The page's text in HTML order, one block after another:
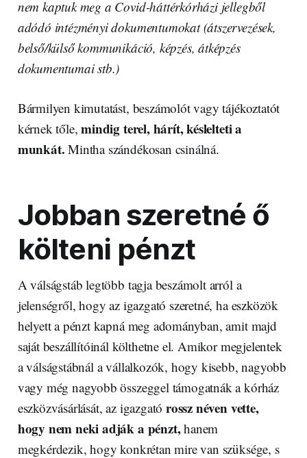
nem kaptuk meg a Covid-háttérkórházi jellegből
adódó intézményi dokumentumokat (átszervezések,
belső/külső kommunikáció, képzés, átképzés
dokumentumai stb.)
Bármilyen kimutatást, beszámolót vagy tájékoztatót
kérnek tőle,mindig terel, hárít, késlelteti a
munkát. Mintha szándékosan csinálná.
Jobban szeretné ő
költeni pénzt
A válságstáb legtöbb tagja beszámolt arról a
jelenségről, hogy az igazgató szeretné, ha eszközök
helyett a pénzt kapná meg adományban, amit majd
saját beszállítóinál költhetne el. Amikor megjelentek
a válságstábnál a vállalkozók, hogy kisebb, nagyobb
vagy még nagyobb összeggel támogatnák a kórház
eszközvásárlását, az igazgatórossz néven vette,
hogy nem neki adják a pénzt,hanem
megkérdezik, hogy konkrétan mire van szüksége, s